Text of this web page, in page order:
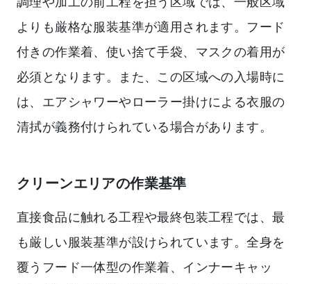
よりも厳格な服装基準が適用されます。フード
付きの作業着、使い捨て手袋、マスクの着用が
必須となります。また、この区域への入場時に
は、エアシャワーやローラー掛けによる衣服の
清拭が義務付けられている場合があります。
クリーンエリアの作業基準
直接食品に触れる工程や最終包装工程では、最
も厳しい服装基準が設けられています。全身を
覆うフード一体型の作業着、インナーキャッ